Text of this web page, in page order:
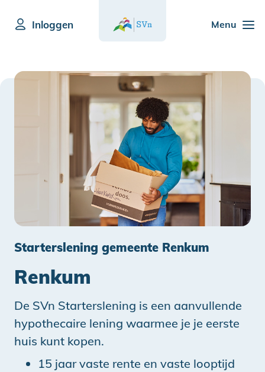
Menu
Inloggen
Starterslening gemeente Renkum
Renkum
De SVn Starterslening is een aanvullende
hypothecaire lening waarmee je je eerste
huis kunt kopen.
15 jaar vaste rente en vaste looptijd